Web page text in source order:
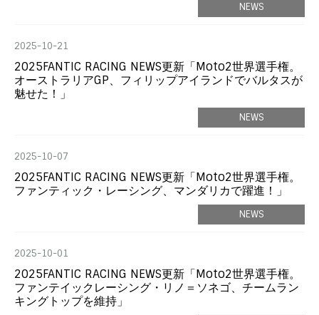
NEWS
2025-10-21
2025FANTIC RACING NEWS更新「Moto2世界選手権。
オーストラリアGP、フィリップアイランドでバルタスが
魅せた！」
NEWS
2025-10-07
2025FANTIC RACING NEWS更新「Moto2世界選手権。
ファンティック・レーシング、マンダリカで躍進！」
NEWS
2025-10-01
2025FANTIC RACING NEWS更新「Moto2世界選手権。
ファンテイックレーシング・リノ＝ソネゴ、チームラン
キングトップを維持」